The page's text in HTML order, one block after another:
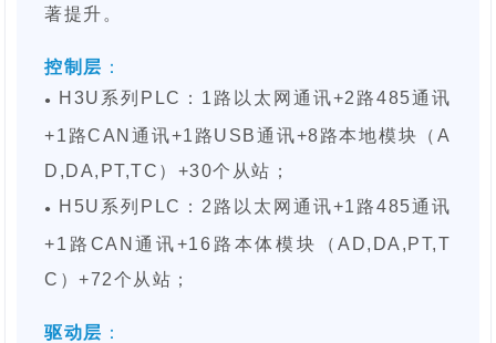
著提升。
控制层 ：
●
H3U系列PLC：1路以太网通讯+2路485通讯
+1路CAN通讯+1路USB通讯+8路本地模块（A
D,DA,PT,TC）+30个从站；
●
H5U系列PLC：2路以太网通讯+1路485通讯
+1路CAN通讯+16路本体模块（AD,DA,PT,T
C）+72个从站；
驱动层 ：